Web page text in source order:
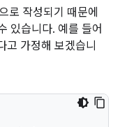
로 작성되기 때문에
있습니다. 예를 들어
고 가정해 보겠습니